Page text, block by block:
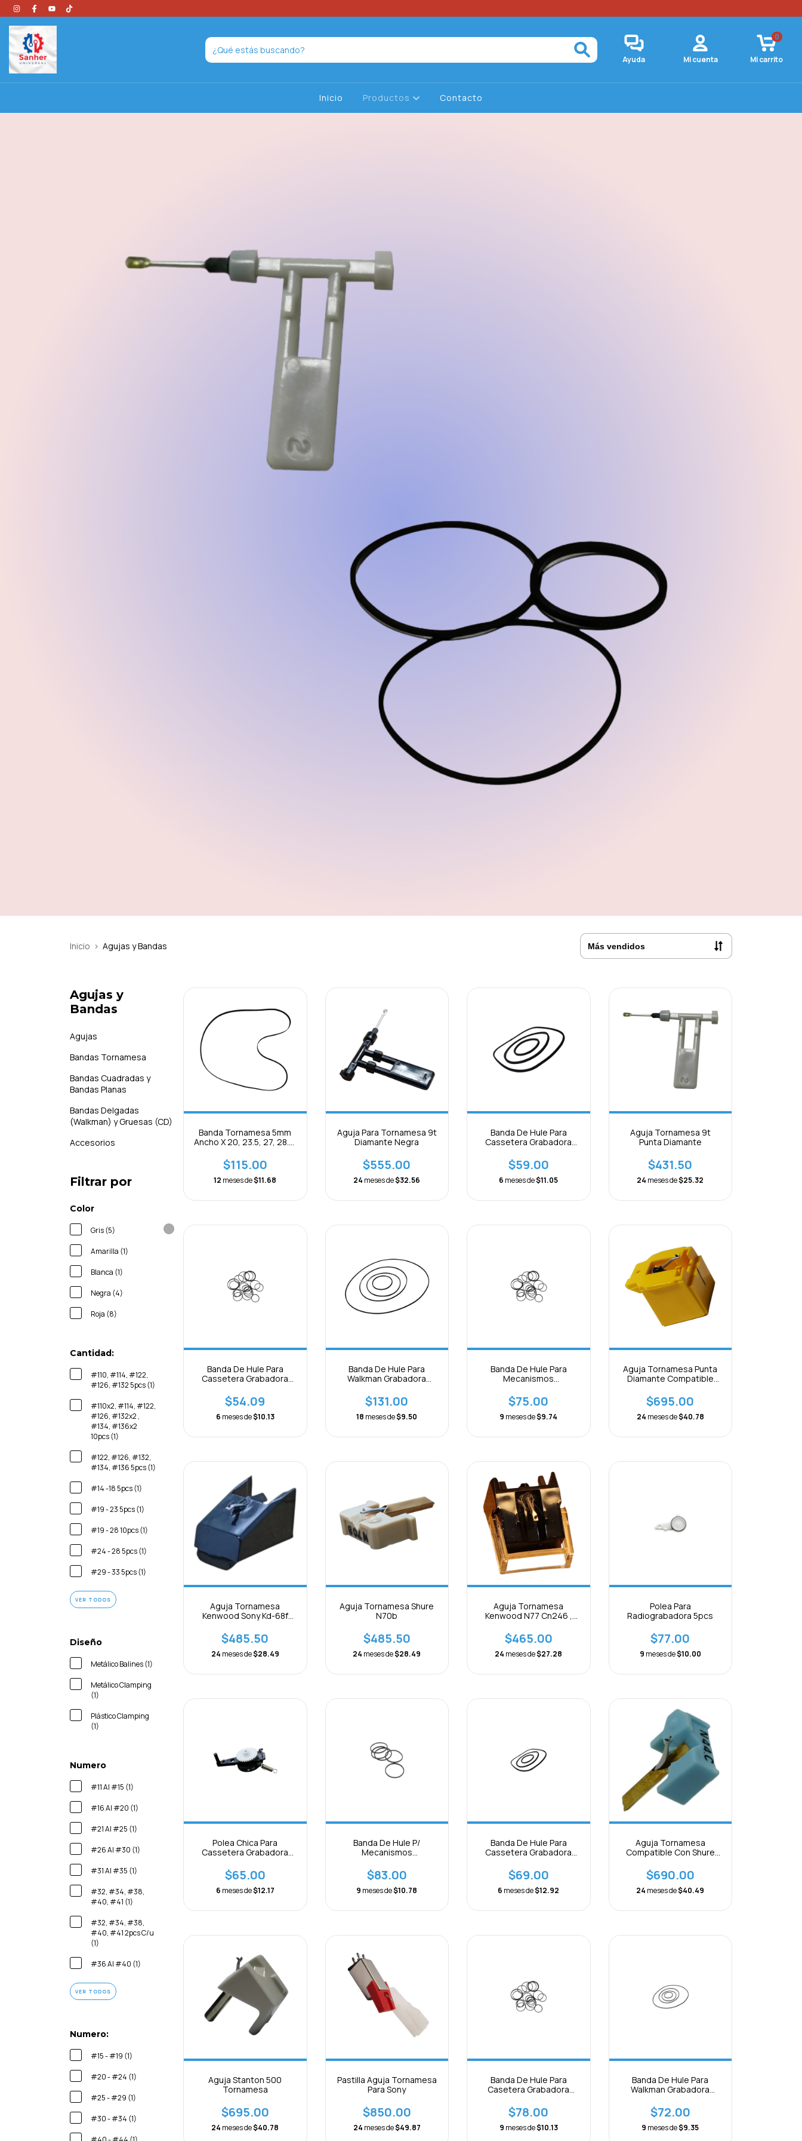
Ayuda Mi cuenta Mi carrito
0
Inicio Productos Contacto
Inicio > Agujas y Bandas
Agujas y
Bandas
Agujas
Bandas Tornamesa
Bandas Cuadradas y
Bandas Planas
Bandas Delgadas
(Walkman) y Gruesas (CD)
Accesorios
Filtrar por
Color
Gris (5)
Amarilla (1)
Blanca (1)
Negra (4)
Roja (8)
Cantidad:
#110, #114, #122,
#126, #132 5pcs (1)
#110x2, #114, #122,
#126, #132x2 ,
#134, #136x2
10pcs (1)
#122, #126, #132,
#134, #136 5pcs (1)
#14 -18 5pcs (1)
#19 - 23 5pcs (1)
#19 - 28 10pcs (1)
#24 - 28 5pcs (1)
#29 - 33 5pcs (1)
VER TODOS
Diseño
Metálico Balines (1)
Metálico Clamping
(1)
Plástico Clamping
(1)
Numero
#11 Al #15 (1)
#16 Al #20 (1)
#21 Al #25 (1)
#26 Al #30 (1)
#31 Al #35 (1)
#32, #34, #38,
#40, #41 (1)
#32, #34, #38,
#40, #41 2pcs C/u
(1)
#36 Al #40 (1)
VER TODOS
Numero:
#15 - #19 (1)
#20 - #24 (1)
#25 - #29 (1)
#30 - #34 (1)
Banda Tornamesa 5mm
Ancho X 20, 23.5, 27, 28.5,
$115.00
12 meses de$11.68
Aguja Para Tornamesa 9t
Diamante Negra
$555.00
24 meses de$32.56
Banda De Hule Para
Cassetera Grabadora
$59.00
6 meses de$11.05
Aguja Tornamesa 9t
Punta Diamante
$431.50
24 meses de$25.32
Banda De Hule Para
Cassetera Grabadora
$54.09
6 meses de$10.13
Banda De Hule Para
Walkman Grabadora
Paquete 10pcs
$131.00
18 meses de$9.50
Banda De Hule Para
Mecanismos
1.2mm Paquete (5pcs o
10pcs)
$75.00
9 meses de$9.74
Aguja Tornamesa Punta
Diamante Compatible
$695.00
24 meses de$40.78
Aguja Tornamesa
Kenwood Sony Kd-68f
$485.50
24 meses de$28.49
Aguja Tornamesa Shure
N70b
$485.50
24 meses de$28.49
Aguja Tornamesa
Kenwood N77 Cn246 ,
$465.00
24 meses de$27.28
Polea Para
Radiograbadora 5pcs
$77.00
9 meses de$10.00
Polea Chica Para
Cassetera Grabadora
$65.00
6 meses de$12.17
Banda De Hule P/
Mecanismos
1.7mm Cd
$83.00
9 meses de$10.78
Banda De Hule Para
Cassetera Grabadora
$69.00
6 meses de$12.92
Aguja Tornamesa
Compatible Con Shure
$690.00
24 meses de$40.49
Aguja Stanton 500
Tornamesa
$695.00
24 meses de$40.78
Pastilla Aguja Tornamesa
Para Sony
$850.00
24 meses de$49.87
Banda De Hule Para
Casetera Grabadora
Paquete de 5Pcs
$78.00
9 meses de$10.13
Banda De Hule Para
Walkman Grabadora
Paquete 5pcs
$72.00
9 meses de$9.35